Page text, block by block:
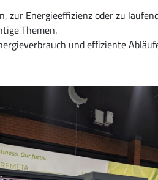
zur Energieeffizienz oder zu
Themen.
und effiziente